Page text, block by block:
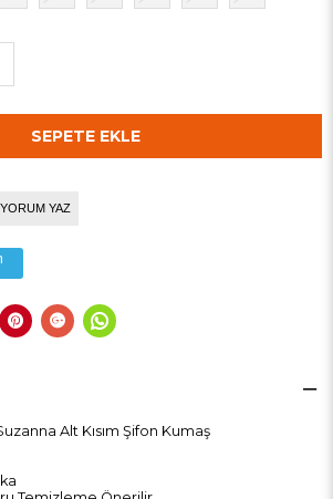
YORUM YAZ
Alt Kısım Şifon Kumaş